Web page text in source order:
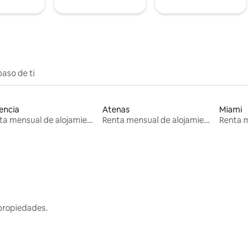
de ti
Renta mensual de alojamientos
Atenas
Renta mensual de alojamientos
Miami